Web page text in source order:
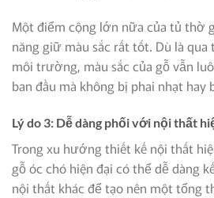
Một điểm cộng lớn nữa của tủ thờ
năng giữ màu sắc rất tốt. Dù là
môi trường, màu sắc của gỗ vẫn
ban đầu mà không bị phai nhạt hay
Lý do 3: Dễ dàng phối với nội thất
Trong xu hướng thiết kế nội thất
gỗ óc chó hiện đại có thể dễ dàng
nội thất khác để tạo nên một tổng